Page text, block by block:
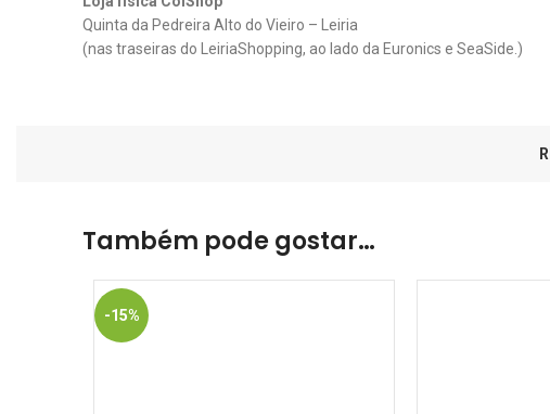
Quinta da Pedreira Alto do Vieiro – Leiria
(nas traseiras do LeiriaShopping, ao lado da Euronics e SeaSide.)
Também pode gostar…
-15%